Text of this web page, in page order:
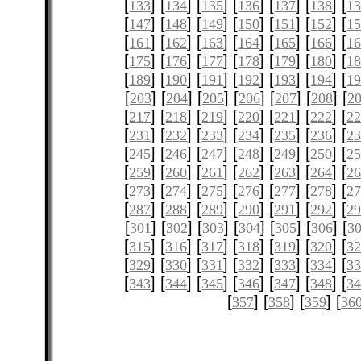
133 134 135 136 137 138
[147] [148] [149] [150] [151] [152] [
[161] [162] [163] [164] [165] [166] [
[175] [176] [177] [178] [179] [180] [
[189] [190] [191] [192] [193] [194] [
[203] [204] [205] [206] [207] [208] [
[217] [218] [219] [220] [221] [222] [
[231] [232] [233] [234] [235] [236] [
[245] [246] [247] [248] [249] [250] [
[259] [260] [261] [262] [263] [264] [
[273] [274] [275] [276] [277] [278] [
[287] [288] [289] [290] [291] [292] [
[301] [302] [303] [304] [305] [306] [
[315] [316] [317] [318] [319] [320] [
[329] [330] [331] [332] [333] [334] [
[343] [344] [345] [346] [347] [348] [
[357] [358] [359] [